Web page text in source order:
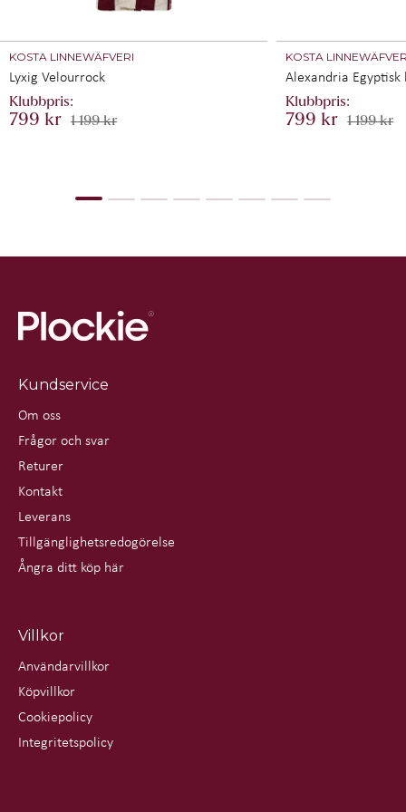
Lyxig Velourrock
KOSTA LINNEWÄFVERI
799 kr 1 199 kr
Alexandria
KOSTA
799 kr 1 199 kr
Kundservice
Om oss
Frågor och svar
Returer
Kontakt
Leverans
Tillgänglighetsredogörelse
Ångra ditt köp här
Villkor
Användarvillkor
Köpvillkor
Cookiepolicy
Integritetspolicy